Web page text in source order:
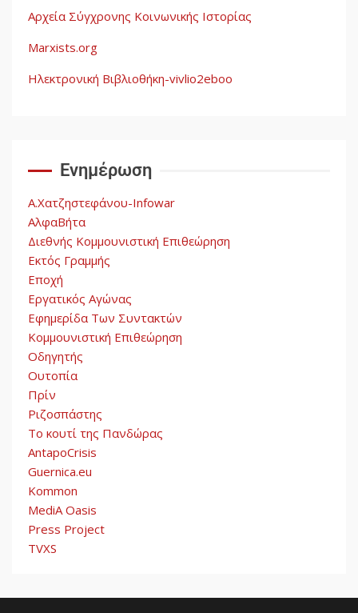
σκέψης: Η Νεοαποικιοκρατία
και η Απουσία Ιστορικής
Παγκόσμιο Νότο
5
Αρχεία Σύγχρονης Κοινωνικής Ιστορίας
Marxists.org
Ηλεκτρονική Βιβλιοθήκη-vivlio2eboo
Ενημέρωση
Α.Χατζηστεφάνου-Infowar
ΑλφαΒήτα
Διεθνής Κομμουνιστική Επιθεώρηση
Εκτός Γραμμής
Εποχή
Εργατικός Αγώνας
Εφημερίδα Των Συντακτών
Κομμουνιστική Επιθεώρηση
Οδηγητής
Ουτοπία
Πρίν
Ριζοσπάστης
Το κουτί της Πανδώρας
AntapoCrisis
Guernica.eu
Kommon
MediA Oasis
Press Project
TVXS